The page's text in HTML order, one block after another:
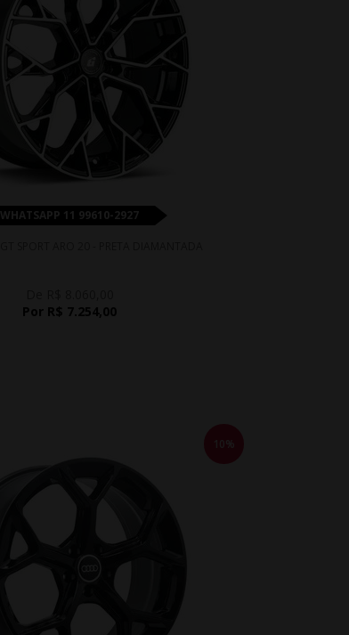
WHATSAPP 11 99610-2927
Por R$ 7.254,00